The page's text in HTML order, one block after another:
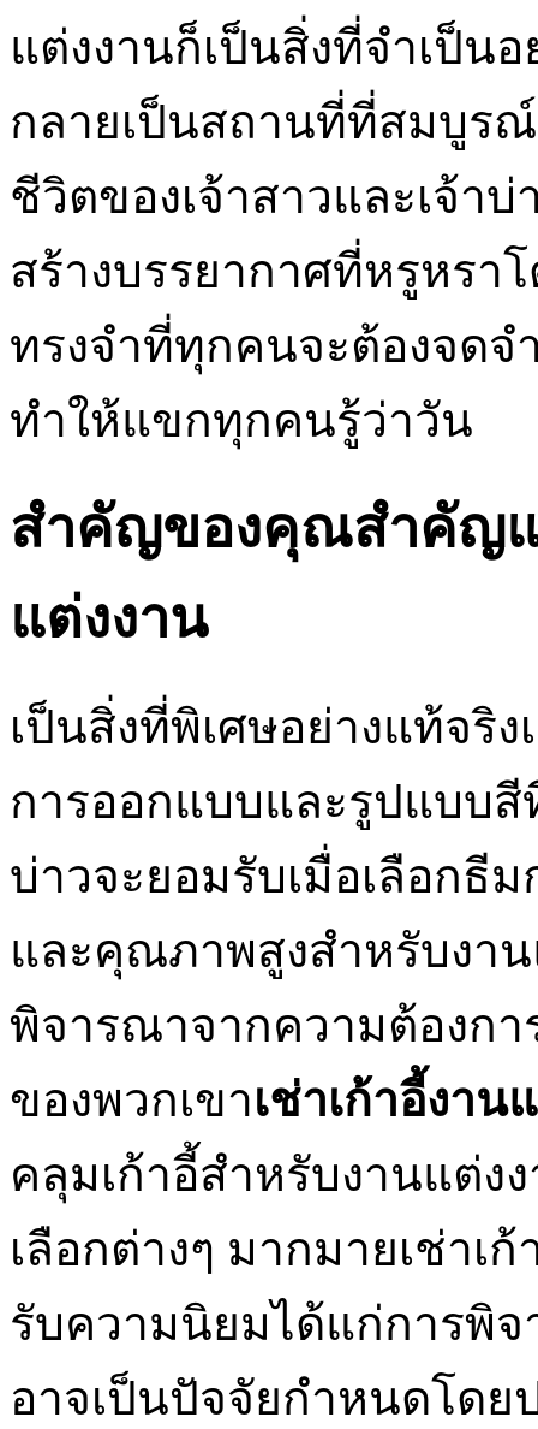
แต่งงานก็เป็นสิ่งที่จำเป็น
กลายเป็นสถานที่ที่สมบูร
ชีวิตของเจ้าสาวและเจ้าบ่
สร้างบรรยากาศที่หรูหรา
ทรงจำที่ทุกคนจะต้องจดจ
ทำให้แขกทุกคนรู้ว่าวัน
สำคัญของคุณสำคัญแ
แต่งงาน
เป็นสิ่งที่พิเศษอย่างแท้จริ
การออกแบบและรูปแบบสี
บ่าวจะยอมรับเมื่อเลือกธี
และคุณภาพสูงสำหรับงาน
พิจารณาจากความต้องกา
ของพวกเขาเช่าเก้าอี้งาน
คลุมเก้าอี้สำหรับงานแต่ง
เลือกต่างๆ มากมายเช่าเ
รับความนิยมได้แก่การพิ
อาจเป็นปัจจัยกำหนดโดย